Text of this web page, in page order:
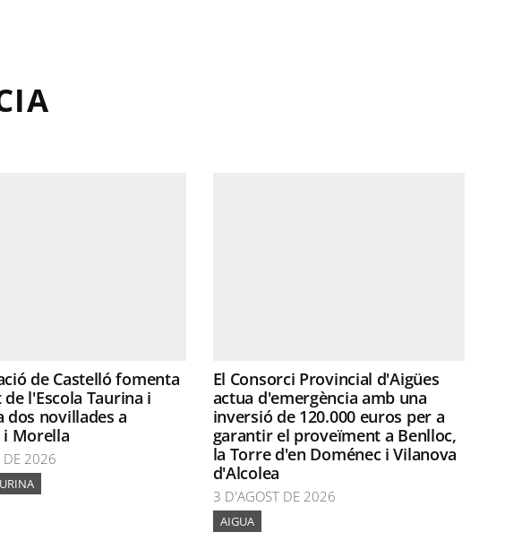
de Castelló fomenta
l'Escola Taurina i
dos novillades a
i Morella
DE 2026
El Consorci Provincial d'Aigües
actua d'emergència amb una
inversió de 120.000 euros per a
garantir el proveïment a Benlloc,
la Torre d'en Doménec i Vilanova
d'Alcolea
3 D'AGOST DE 2026
AIGUA